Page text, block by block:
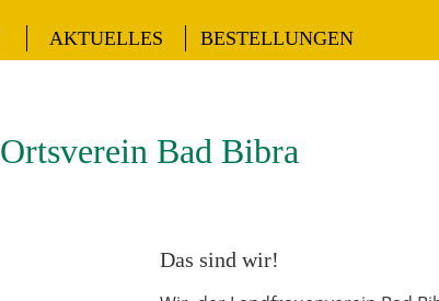
AKTUELLES BESTELLUNGEN
Ortsverein Bad Bibra
Das sind wir!